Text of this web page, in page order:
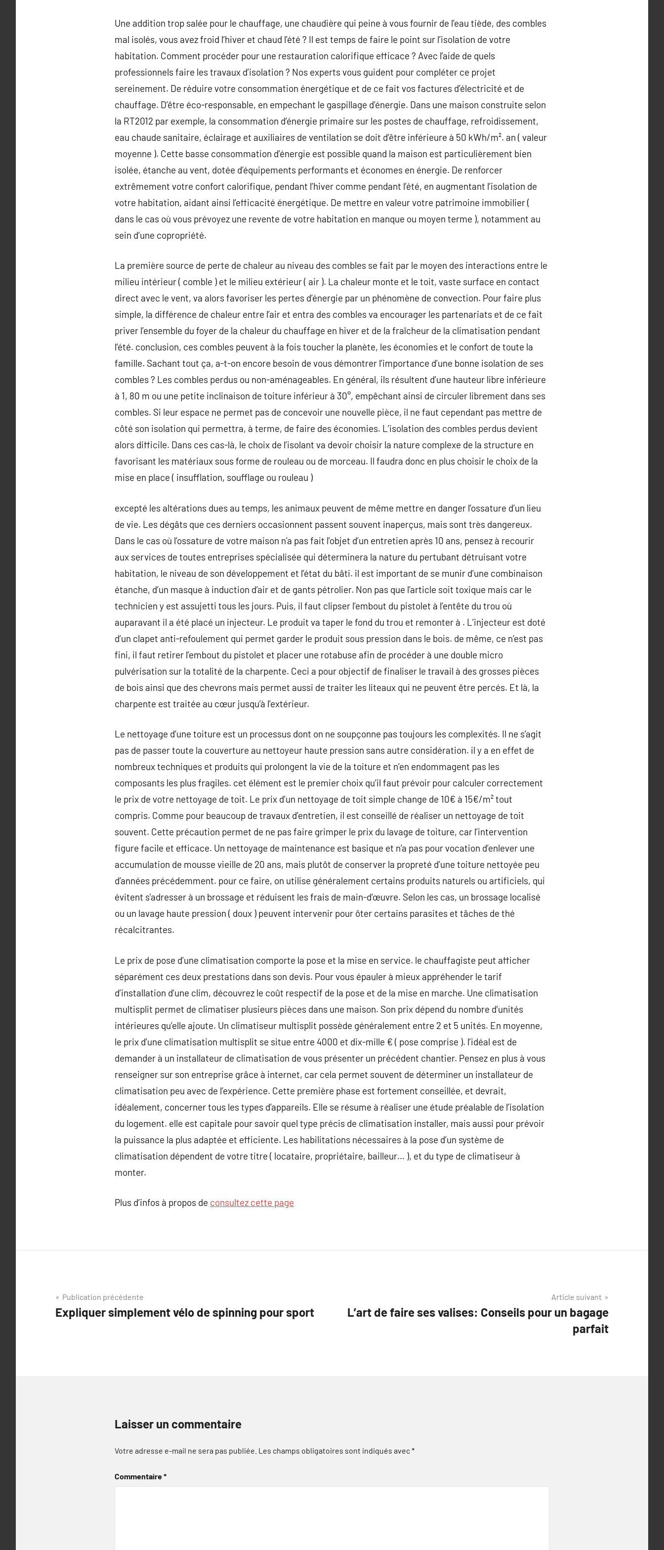
Une addition trop salée pour le chauffage, une chaudière qui peine à vous fournir de l’eau tiède, des combles
mal isolés, vous avez froid l’hiver et chaud l’été ? Il est temps de faire le point sur l’isolation de votre
habitation. Comment procéder pour une restauration calorifique efficace ? Avec l’aide de quels
professionnels faire les travaux d’isolation ? Nos experts vous guident pour compléter ce projet
sereinement. De réduire votre consommation énergétique et de ce fait vos factures d’électricité et de
chauffage. D’être éco-responsable, en empechant le gaspillage d’énergie. Dans une maison construite selon
la RT2012 par exemple, la consommation d’énergie primaire sur les postes de chauffage, refroidissement,
eau chaude sanitaire, éclairage et auxiliaires de ventilation se doit d’être inférieure à 50 kWh/m². an ( valeur
moyenne ). Cette basse consommation d’énergie est possible quand la maison est particulièrement bien
isolée, étanche au vent, dotée d’équipements performants et économes en énergie. De renforcer
extrêmement votre confort calorifique, pendant l’hiver comme pendant l’été, en augmentant l’isolation de
votre habitation, aidant ainsi l’efficacité énergétique. De mettre en valeur votre patrimoine immobilier (
dans le cas où vous prévoyez une revente de votre habitation en manque ou moyen terme ), notamment au
sein d’une copropriété.
La première source de perte de chaleur au niveau des combles se fait par le moyen des interactions entre le
milieu intérieur ( comble ) et le milieu extérieur ( air ). La chaleur monte et le toit, vaste surface en contact
direct avec le vent, va alors favoriser les pertes d’énergie par un phénomène de convection. Pour faire plus
simple, la différence de chaleur entre l’air et entra des combles va encourager les partenariats et de ce fait
priver l’ensemble du foyer de la chaleur du chauffage en hiver et de la fraîcheur de la climatisation pendant
l’été. conclusion, ces combles peuvent à la fois toucher la planète, les économies et le confort de toute la
famille. Sachant tout ça, a-t-on encore besoin de vous démontrer l’importance d’une bonne isolation de ses
combles ? Les combles perdus ou non-aménageables. En général, ils résultent d’une hauteur libre inférieure
à 1, 80 m ou une petite inclinaison de toiture inférieur à 30°, empêchant ainsi de circuler librement dans ses
combles. Si leur espace ne permet pas de concevoir une nouvelle pièce, il ne faut cependant pas mettre de
côté son isolation qui permettra, à terme, de faire des économies. L’isolation des combles perdus devient
alors difficile. Dans ces cas-là, le choix de l’isolant va devoir choisir la nature complexe de la structure en
favorisant les matériaux sous forme de rouleau ou de morceau. Il faudra donc en plus choisir le choix de la
mise en place ( insufflation, soufflage ou rouleau )
excepté les altérations dues au temps, les animaux peuvent de même mettre en danger l’ossature d’un lieu
de vie. Les dégâts que ces derniers occasionnent passent souvent inaperçus, mais sont très dangereux.
Dans le cas où l’ossature de votre maison n’a pas fait l’objet d’un entretien après 10 ans, pensez à recourir
aux services de toutes entreprises spécialisée qui déterminera la nature du pertubant détruisant votre
habitation, le niveau de son développement et l’état du bâti. il est important de se munir d’une combinaison
étanche, d’un masque à induction d’air et de gants pétrolier. Non pas que l’article soit toxique mais car le
technicien y est assujetti tous les jours. Puis, il faut clipser l’embout du pistolet à l’entête du trou où
auparavant il a été placé un injecteur. Le produit va taper le fond du trou et remonter à . L’injecteur est doté
d’un clapet anti-refoulement qui permet garder le produit sous pression dans le bois. de même, ce n’est pas
fini, il faut retirer l’embout du pistolet et placer une rotabuse afin de procéder à une double micro
pulvérisation sur la totalité de la charpente. Ceci a pour objectif de finaliser le travail à des grosses pièces
de bois ainsi que des chevrons mais permet aussi de traiter les liteaux qui ne peuvent être percés. Et là, la
charpente est traitée au cœur jusqu’à l’extérieur.
Le nettoyage d’une toiture est un processus dont on ne soupçonne pas toujours les complexités. Il ne s’agit
pas de passer toute la couverture au nettoyeur haute pression sans autre considération. il y a en effet de
nombreux techniques et produits qui prolongent la vie de la toiture et n’en endommagent pas les
composants les plus fragiles. cet élément est le premier choix qu’il faut prévoir pour calculer correctement
le prix de votre nettoyage de toit. Le prix d’un nettoyage de toit simple change de 10€ à 15€/m² tout
compris. Comme pour beaucoup de travaux d’entretien, il est conseillé de réaliser un nettoyage de toit
souvent. Cette précaution permet de ne pas faire grimper le prix du lavage de toiture, car l’intervention
figure facile et efficace. Un nettoyage de maintenance est basique et n’a pas pour vocation d’enlever une
accumulation de mousse vieille de 20 ans, mais plutôt de conserver la propreté d’une toiture nettoyée peu
d’années précédemment. pour ce faire, on utilise généralement certains produits naturels ou artificiels, qui
évitent s’adresser à un brossage et réduisent les frais de main-d’œuvre. Selon les cas, un brossage localisé
ou un lavage haute pression ( doux ) peuvent intervenir pour ôter certains parasites et tâches de thé
récalcitrantes.
Le prix de pose d’une climatisation comporte la pose et la mise en service. le chauffagiste peut afficher
séparément ces deux prestations dans son devis. Pour vous épauler à mieux appréhender le tarif
d’installation d’une clim, découvrez le coût respectif de la pose et de la mise en marche. Une climatisation
multisplit permet de climatiser plusieurs pièces dans une maison. Son prix dépend du nombre d’unités
intérieures qu’elle ajoute. Un climatiseur multisplit possède généralement entre 2 et 5 unités. En moyenne,
le prix d’une climatisation multisplit se situe entre 4000 et dix-mille € ( pose comprise ). l’idéal est de
demander à un installateur de climatisation de vous présenter un précédent chantier. Pensez en plus à vous
renseigner sur son entreprise grâce à internet, car cela permet souvent de déterminer un installateur de
climatisation peu avec de l’expérience. Cette première phase est fortement conseillée, et devrait,
idéalement, concerner tous les types d’appareils. Elle se résume à réaliser une étude préalable de l’isolation
du logement. elle est capitale pour savoir quel type précis de climatisation installer, mais aussi pour prévoir
la puissance la plus adaptée et efficiente. Les habilitations nécessaires à la pose d’un système de
climatisation dépendent de votre titre ( locataire, propriétaire, bailleur… ), et du type de climatiseur à
monter.
Plus d’infos à propos de consultez cette page
Navigation
de
Publication précédente
Expliquer simplement vélo de spinning pour sport
Article suivant
L’art de faire ses valises: Conseils pour un bagage
parfait
Laisser un commentaire
Votre adresse e-mail ne sera pas publiée. Les champs obligatoires sont indiqués avec*
Commentaire*